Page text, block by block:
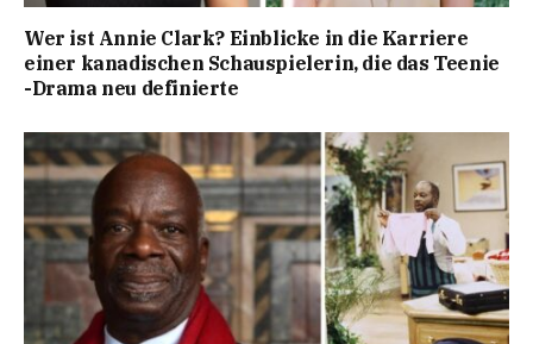
Wer ist Annie Clark? Einblicke in die Karriere
einer kanadischen Schauspielerin, die das Teenie
-Drama neu definierte